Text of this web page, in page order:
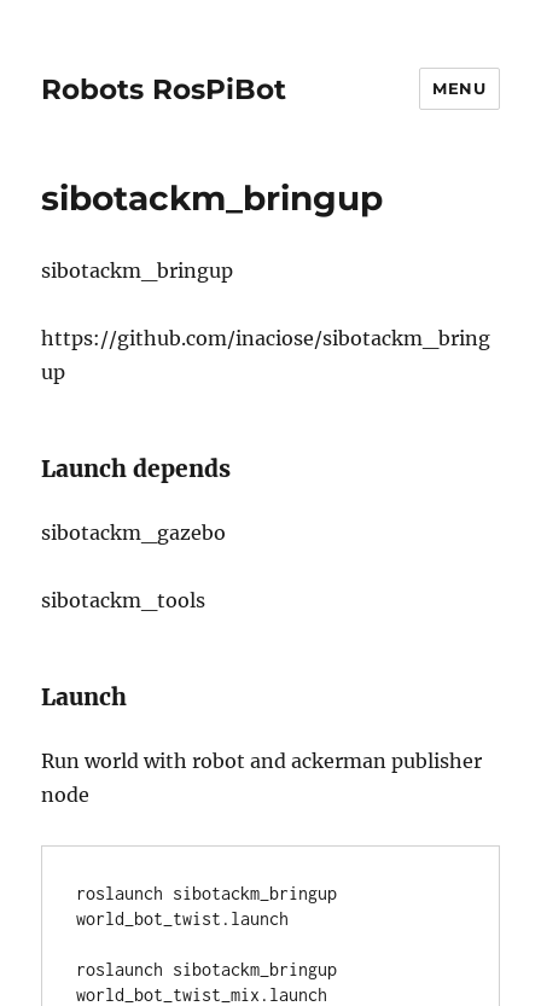
Robots RosPiBot MENU
sibotackm_bringup
sibotackm_bringup
https://github.com/inaciose/sibotackm_bring
up
Launch depends
sibotackm_gazebo
sibotackm_tools
Launch
Run world with robot and ackerman publisher
node
roslaunch sibotackm_bringup
world_bot_twist.launch
roslaunch sibotackm_bringup
world_bot_twist_mix.launch